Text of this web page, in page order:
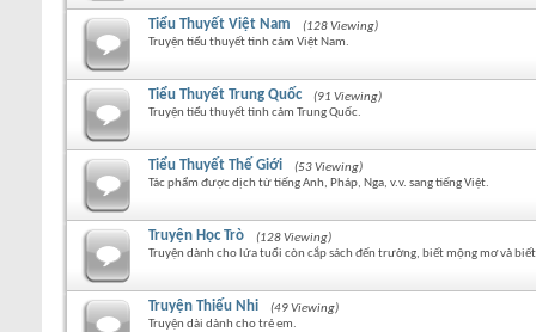
Tiểu Thuyết Việt Nam
(128 Viewing)
Truyện tiểu thuyết tình cảm Việt Nam.
Tiểu Thuyết Trung Quốc
(91 Viewing)
Truyện tiểu thuyết tình cảm Trung Quốc.
Tiểu Thuyết Thế Giới
(53 Viewing)
Tác phẩm được dịch từ tiếng Anh, Pháp, Nga, v.v. sang tiếng Việt.
Truyện Học Trò
(128 Viewing)
Truyện dành cho lứa tuổi còn cắp sách đến trường, biết mộng mơ và
Truyện Thiếu Nhi
(49 Viewing)
Truyện dài dành cho trẻ em.